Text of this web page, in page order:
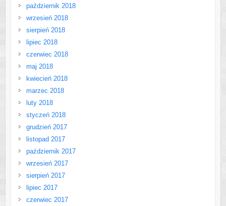
październik 2018
wrzesień 2018
sierpień 2018
lipiec 2018
czerwiec 2018
maj 2018
kwiecień 2018
marzec 2018
luty 2018
styczeń 2018
grudzień 2017
listopad 2017
październik 2017
wrzesień 2017
sierpień 2017
lipiec 2017
czerwiec 2017